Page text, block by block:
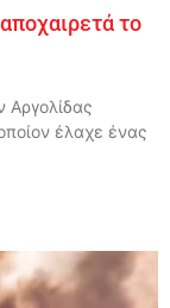
το
Αργολίδας
έλαχε ένας